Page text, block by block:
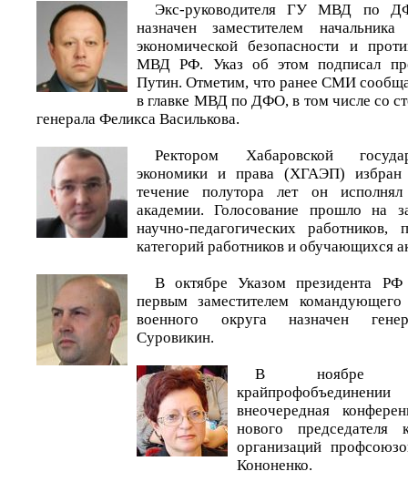
Экс-руководителя ГУ МВД по
назначен заместителем
экономической безопасности и
МВД РФ. Указ об этом подписал
Путин. Отметим, что ранее СМИ
в главке МВД по ДФО, в том числе со
генерала Феликса Василькова.
Ректором Хабаровской
экономики и права (ХГАЭП)
течение полутора лет он исполнял
академии. Голосование прошло на
научно-педагогических работников,
категорий работников и обучающихся
В октябре Указом президента
первым заместителем
военного округа назначен
Суровикин.
В ноябре в
внеочередная
нового председателя
организаций
Кононенко.